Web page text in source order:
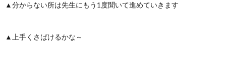
▲分からない所は先生にもう1度聞いて進めていきます
▲上手くさばけるかな～